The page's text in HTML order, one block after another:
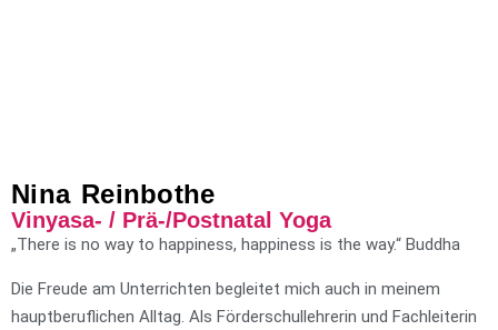
Nina Reinbothe
Vinyasa- / Prä-/Postnatal Yoga
„There is no way to happiness, happiness is the way.“ Buddha
Die Freude am Unterrichten begleitet mich auch in meinem
hauptberuflichen Alltag. Als Förderschullehrerin und Fachleiterin